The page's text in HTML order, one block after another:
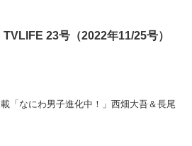
TVLIFE 23号（2022年11/25号）
「なにわ男子進化中！」西畑大吾＆長尾